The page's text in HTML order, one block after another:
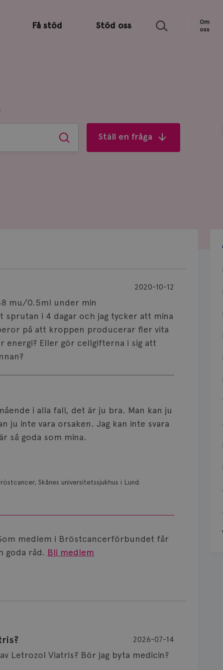
Få stöd Stöd oss
Sök
Om
oss
Sök Ställ en fråga
2020-10-12
mu/0.5ml under min
sprutan i 4 dagar och jag tycker att mina
på att kroppen producerar fler vita
Eller gör cellgifterna i sig att
i alla fall, det är ju bra. Man kan ju
ju inte vara orsaken. Jag kan inte svara
så goda som mina.
Skånes universitetssjukhus i Lund.
medlem i Bröstcancerförbundet får
goda råd. Bli medlem
2026-07-14
Är det vanligt att minnet påverkas av Letrozol Viatris? Bör jag byta medicin?